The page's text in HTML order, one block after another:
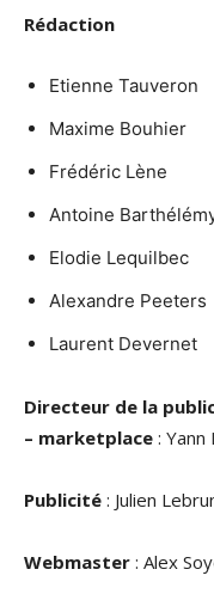
Rédaction
Etienne Tauveron
Maxime Bouhier
Frédéric Lène
Antoine
Elodie Lequilbec
Alexandre Peeters
Laurent Devernet
Directeur de la
– marketplace : Yann
Publicité : Julien
Webmaster : Alex